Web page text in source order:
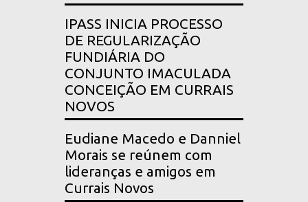
IPASS INICIA PROCESSO
DE REGULARIZAÇÃO
FUNDIÁRIA DO
CONJUNTO IMACULADA
CONCEIÇÃO EM CURRAIS
NOVOS
Eudiane Macedo e Danniel
Morais se reúnem com
lideranças e amigos em
Currais Novos